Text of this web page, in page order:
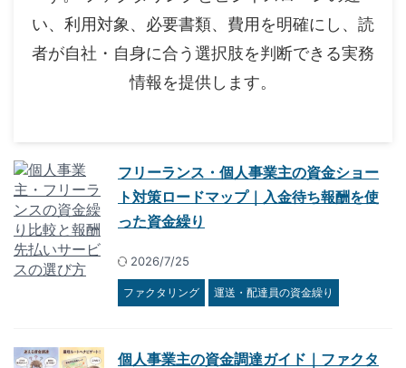
い、利用対象、必要書類、費用を明確にし、読
者が自社・自身に合う選択肢を判断できる実務
情報を提供します。
フリーランス・個人事業主の資金ショー
ト対策ロードマップ｜入金待ち報酬を使
った資金繰り
2026/7/25
ファクタリング 運送・配達員の資金繰り
個人事業主の資金調達ガイド｜ファクタ